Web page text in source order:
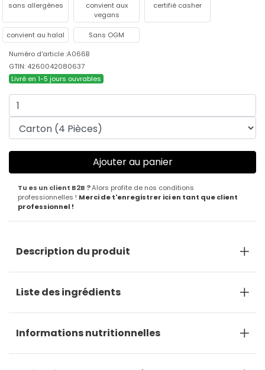
sans allergènes
convient aux
vegans
certifié casher
convient au halal
Sans OGM
Numéro d'article :A066B
GTIN: 4260042080637
Livré en 1-5 jours ouvrables
Tu es un client B2B ?Alors profite de nos conditions
professionnelles ! Merci de t'enregistrer ici en tant que client
professionnel !
Description du produit
Liste des ingrédients
Informations nutritionnelles